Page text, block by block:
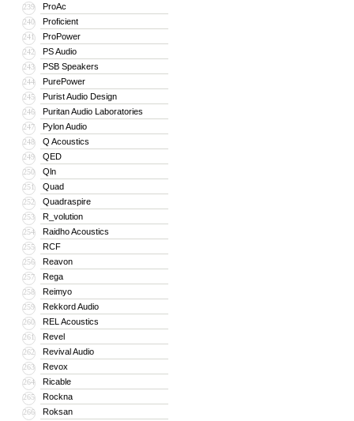
239 ProAc
240 Proficient
241 ProPower
242 PS Audio
243 PSB Speakers
244 PurePower
245 Purist Audio Design
246 Puritan Audio Laboratories
247 Pylon Audio
248 Q Acoustics
249 QED
250 Qln
251 Quad
252 Quadraspire
253 R_volution
254 Raidho Acoustics
255 RCF
256 Reavon
257 Rega
258 Reimyo
259 Rekkord Audio
260 REL Acoustics
261 Revel
262 Revival Audio
263 Revox
264 Ricable
265 Rockna
266 Roksan